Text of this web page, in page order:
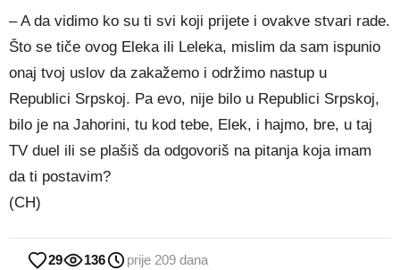
– A da vidimo ko su ti svi koji prijete i ovakve stvari rade.
Što se tiče ovog Eleka ili Leleka, mislim da sam ispunio
onaj tvoj uslov da zakažemo i održimo nastup u
Republici Srpskoj. Pa evo, nije bilo u Republici Srpskoj,
bilo je na Jahorini, tu kod tebe, Elek, i hajmo, bre, u taj
TV duel ili se plašiš da odgovoriš na pitanja koja imam
da ti postavim?
(CH)
29 136 prije 209 dana